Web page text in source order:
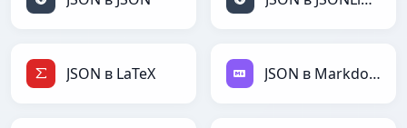
JSON в LaTeX JSON в Markdown